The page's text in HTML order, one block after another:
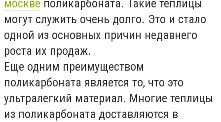
москве поликарбоната. Такие теплицы
могут служить очень долго. Это и стало
одной из основных причин недавнего
роста их продаж.
Еще одним преимуществом
поликарбоната является то, что это
ультралегкий материал. Многие теплицы
из поликарбоната доставляются в